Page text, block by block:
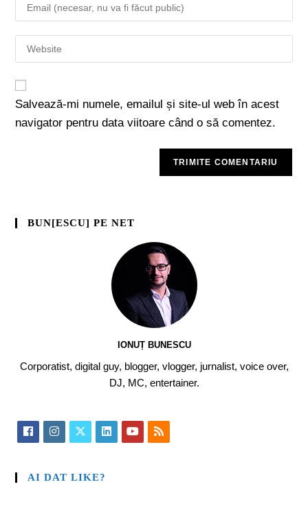
Salvează-mi numele, emailul și site-ul web în acest
navigator pentru data viitoare când o să comentez.
BUN[ESCU] PE NET
IONUȚ BUNESCU
Corporatist, digital guy, blogger, vlogger, jurnalist, voice over,
DJ, MC, entertainer.
AI DAT LIKE?